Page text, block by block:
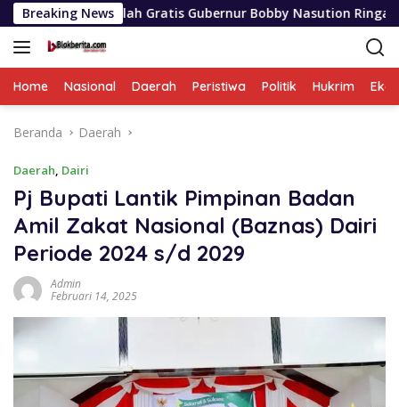
Langsung
ke
konten
Breaking News
Gratis Gubernur Bobby Nasution Ringankan Beban
Home Nasional Daerah Peristiwa Politik Hukrim
Beranda Daerah
Daerah, Dairi
Pj Bupati Lantik Pimpinan Badan
Amil Zakat Nasional (Baznas) Dairi
Periode 2024 s/d 2029
Admin
Februari 14, 2025